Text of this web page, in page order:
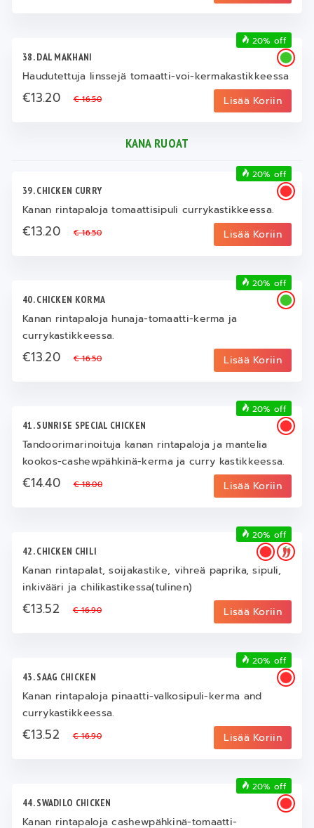
38. DAL MAKHANI
Haudutettuja linssejä tomaatti-voi-kermakastikkeessa
€13.20€ 16.50 Lisää Koriin
20% off
KANA RUOAT
39. CHICKEN CURRY
Kanan rintapaloja tomaattisipuli currykastikkeessa.
€13.20€ 16.50 Lisää Koriin
20% off
40. CHICKEN KORMA
Kanan rintapaloja hunaja-tomaatti-kerma ja
currykastikkeessa.
€13.20€ 16.50 Lisää Koriin
20% off
41. SUNRISE SPECIAL CHICKEN
Tandoorimarinoituja kanan rintapaloja ja mantelia
kookos-cashewpähkinä-kerma ja curry kastikkeessa.
€14.40€ 18.00 Lisää Koriin
20% off
42. CHICKEN CHILI
Kanan rintapalat, soijakastike, vihreä paprika, sipuli,
inkivääri ja chilikastikessa(tulinen)
€13.52€ 16.90 Lisää Koriin
20% off
43. SAAG CHICKEN
Kanan rintapaloja pinaatti-valkosipuli-kerma and
currykastikkeessa.
€13.52€ 16.90 Lisää Koriin
20% off
44. SWADILO CHICKEN
Kanan rintapaloja cashewpähkinä-tomaatti-
20% off